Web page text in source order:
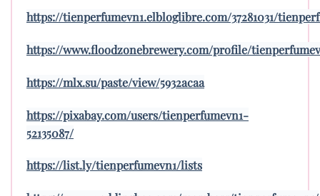
https://tienperfumevn1.elbloglibre.com/37281031/
https://www.floodzonebrewery.com/profile/
https://mlx.su/paste/view/5932acaa
https://pixabay.com/users/tienperfumevn1-
52135087/
https://list.ly/tienperfumevn1/lists